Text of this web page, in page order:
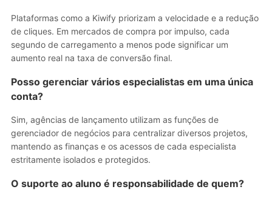
Plataformas como a Kiwify priorizam a velocidade e a redução
de cliques. Em mercados de compra por impulso, cada
segundo de carregamento a menos pode significar um
aumento real na taxa de conversão final.
Posso gerenciar vários especialistas em uma única
conta?
Sim, agências de lançamento utilizam as funções de
gerenciador de negócios para centralizar diversos projetos,
mantendo as finanças e os acessos de cada especialista
estritamente isolados e protegidos.
O suporte ao aluno é responsabilidade de quem?